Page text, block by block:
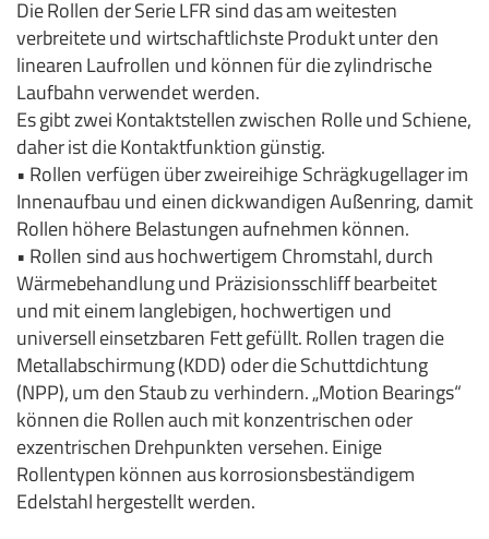
Die Rollen der Serie LFR sind das am weitesten
verbreitete und wirtschaftlichste Produkt unter den
linearen Laufrollen und können für die zylindrische
Laufbahn verwendet werden.
Es gibt zwei Kontaktstellen zwischen Rolle und Schiene,
daher ist die Kontaktfunktion günstig.
• Rollen verfügen über zweireihige Schrägkugellager im
Innenaufbau und einen dickwandigen Außenring, damit
Rollen höhere Belastungen aufnehmen können.
• Rollen sind aus hochwertigem Chromstahl, durch
Wärmebehandlung und Präzisionsschliff bearbeitet
und mit einem langlebigen, hochwertigen und
universell einsetzbaren Fett gefüllt.Rollen tragen die
Metallabschirmung (KDD) oder die Schuttdichtung
(NPP), um den Staub zu verhindern.„Motion Bearings“
können die Rollen auch mit konzentrischen oder
exzentrischen Drehpunkten versehen.Einige
Rollentypen können aus korrosionsbeständigem
Edelstahl hergestellt werden.